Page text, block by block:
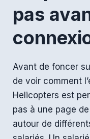
pas
Avant de foncer
de voir comment
Helicopters est
pas à une page
autour de